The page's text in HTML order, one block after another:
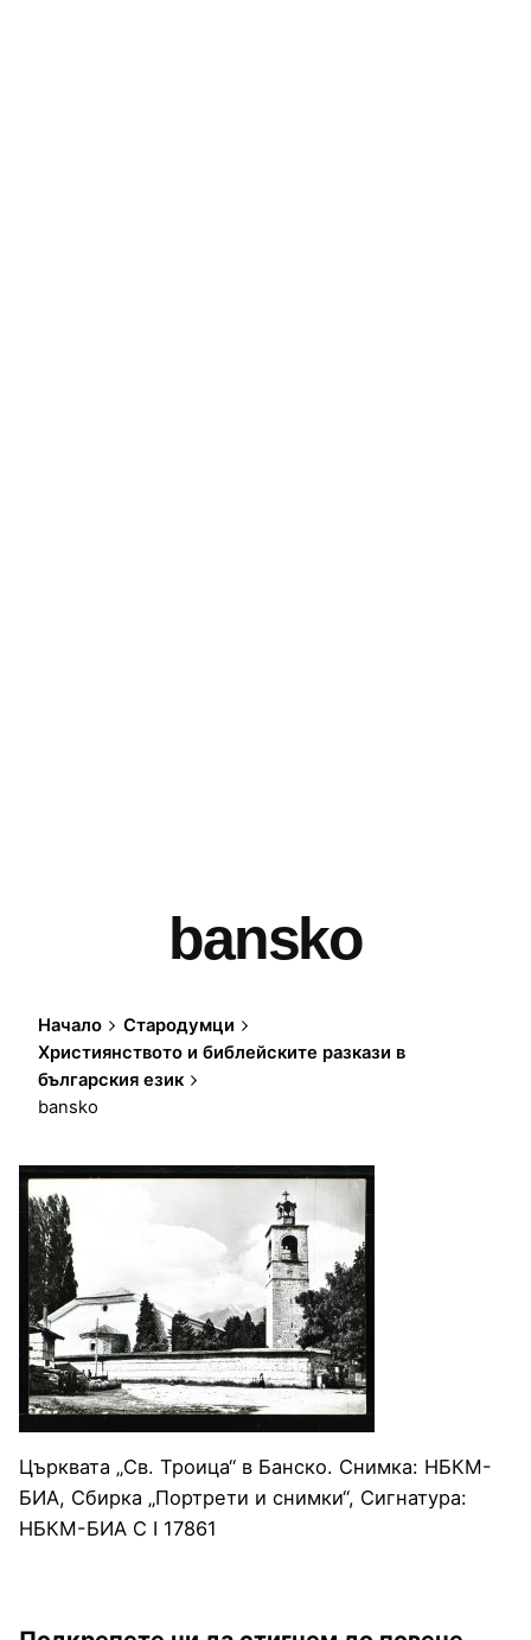
bansko
Начало
Стародумци
Християнството и библейските разкази в
българския език
bansko
Църквата „Св. Троица“ в Банско. Снимка: НБКМ-
БИА, Сбирка „Портрети и снимки“, Сигнатура:
НБКМ-БИА С І 17861